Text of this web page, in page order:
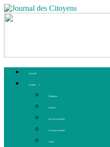
Accueil
Articles
Politique
Culture
Environnement
Communautaire
Santé